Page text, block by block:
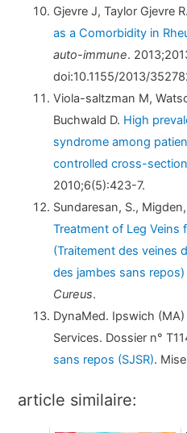
Gjevre J, Taylor Gjevre R.
as a Comorbidity in
auto-immune.
doi:10.1155/2013/
Viola-saltzman M,
Buchwald D. High
syndrome among
controlled cross-
2010;6(5):423-7.
Sundaresan, S.,
Treatment of Leg Veins
(Traitement des veines
des jambes sans
Cureus.
DynaMed. Ipswich
Services. Dossier n°
sans repos (SJSR).
article similaire: